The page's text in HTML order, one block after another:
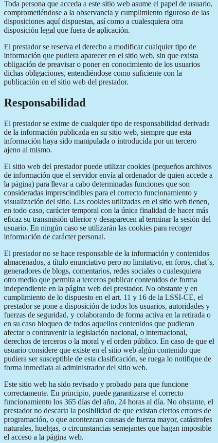
Toda persona que acceda a este sitio web asume el papel de usuario,
comprometiéndose a la observancia y cumplimiento riguroso de las
disposiciones aquí dispuestas, así como a cualesquiera otra
disposición legal que fuera de aplicación.
El prestador se reserva el derecho a modificar cualquier tipo de
información que pudiera aparecer en el sitio web, sin que exista
obligación de preavisar o poner en conocimiento de los usuarios
dichas obligaciones, entendiéndose como suficiente con la
publicación en el sitio web del prestador.
Responsabilidad
El prestador se exime de cualquier tipo de responsabilidad derivada
de la información publicada en su sitio web, siempre que esta
información haya sido manipulada o introducida por un tercero
ajeno al mismo.
El sitio web del prestador puede utilizar cookies (pequeños archivos
de información que el servidor envía al ordenador de quien accede a
la página) para llevar a cabo determinadas funciones que son
consideradas imprescindibles para el correcto funcionamiento y
visualización del sitio. Las cookies utilizadas en el sitio web tienen,
en todo caso, carácter temporal con la única finalidad de hacer más
eficaz su transmisión ulterior y desaparecen al terminar la sesión del
usuario. En ningún caso se utilizarán las cookies para recoger
información de carácter personal.
El prestador no se hace responsable de la información y contenidos
almacenados, a título enunciativo pero no limitativo, en foros, chat´s,
generadores de blogs, comentarios, redes sociales o cualesquiera
otro medio que permita a terceros publicar contenidos de forma
independiente en la página web del prestador. No obstante y en
cumplimiento de lo dispuesto en el art. 11 y 16 de la LSSI-CE, el
prestador se pone a disposición de todos los usuarios, autoridades y
fuerzas de seguridad, y colaborando de forma activa en la retirada o
en su caso bloqueo de todos aquellos contenidos que pudieran
afectar o contravenir la legislación nacional, o internacional,
derechos de terceros o la moral y el orden público. En caso de que el
usuario considere que existe en el sitio web algún contenido que
pudiera ser susceptible de esta clasificación, se ruega lo notifique de
forma inmediata al administrador del sitio web.
Este sitio web ha sido revisado y probado para que funcione
correctamente. En principio, puede garantizarse el correcto
funcionamiento los 365 días del año, 24 horas al día. No obstante, el
prestador no descarta la posibilidad de que existan ciertos errores de
programación, o que acontezcan causas de fuerza mayor, catástrofes
naturales, huelgas, o circunstancias semejantes que hagan imposible
el acceso a la página web.